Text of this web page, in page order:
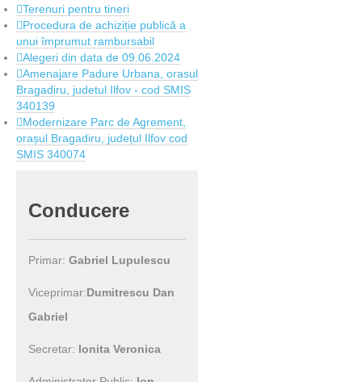
Terenuri pentru tineri
Procedura de achiziție publică a
unui împrumut rambursabil
Alegeri din data de 09.06.2024
Amenajare Padure Urbana, orasul
Bragadiru, judetul Ilfov - cod SMIS
340139
Modernizare Parc de Agrement,
orașul Bragadiru, județul Ilfov cod
SMIS 340074
Conducere
Primar: Gabriel Lupulescu
Viceprimar:Dumitrescu Dan
Gabriel
Secretar: Ionita Veronica